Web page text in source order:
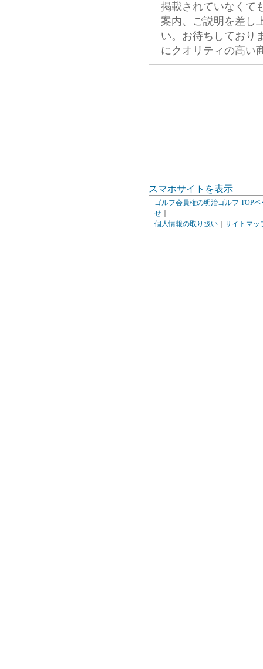
掲載されていなくて
案内、ご説明を差し
い。お待ちしており
にクオリティの高い
スマホサイトを表示
ゴルフ会員権の明治ゴルフ TOPペ
せ
個人情報の取り扱い
サイトマッ